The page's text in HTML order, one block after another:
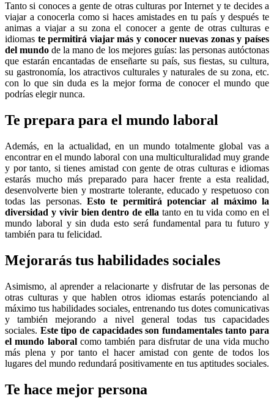
Tanto si conoces a gente de otras culturas por Internet y te decides a
viajar a conocerla como si haces amistades en tu país y después te
animas a viajar a su zona el conocer a gente de otras culturas e
idiomas te permitirá viajar más y conocer nuevas zonas y países
del mundo de la mano de los mejores guías: las personas autóctonas
que estarán encantadas de enseñarte su país, sus fiestas, su cultura,
su gastronomía, los atractivos culturales y naturales de su zona, etc.
con lo que sin duda es la mejor forma de conocer el mundo que
podrías elegir nunca.
Te prepara para el mundo laboral
Además, en la actualidad, en un mundo totalmente global vas a
encontrar en el mundo laboral con una multiculturalidad muy grande
y por tanto, si tienes amistad con gente de otras culturas e idiomas
estarás mucho más preparado para hacer frente a esta realidad,
desenvolverte bien y mostrarte tolerante, educado y respetuoso con
todas las personas. Esto te permitirá potenciar al máximo la
diversidad y vivir bien dentro de ella tanto en tu vida como en el
mundo laboral y sin duda esto será fundamental para tu futuro y
también para tu felicidad.
Mejorarás tus habilidades sociales
Asimismo, al aprender a relacionarte y disfrutar de las personas de
otras culturas y que hablen otros idiomas estarás potenciando al
máximo tus habilidades sociales, entrenando tus dotes comunicativas
y también mejorando a nivel general todas tus capacidades
sociales. Este tipo de capacidades son fundamentales tanto para
el mundo laboralcomo también para disfrutar de una vida mucho
más plena y por tanto el hacer amistad con gente de todos los
lugares del mundo redundará positivamente en tus aptitudes sociales.
Te hace mejor persona